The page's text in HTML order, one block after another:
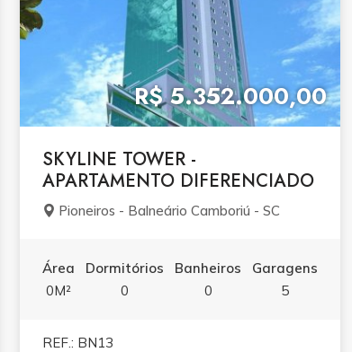
R$ 5.352.000,00
SKYLINE TOWER -
APARTAMENTO DIFERENCIADO
Pioneiros - Balneário Camboriú - SC
Área
0M²
Dormitórios
0
Banheiros
0
Garagens
5
REF.: BN13